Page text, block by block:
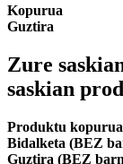
Kopurua
Guztira
Zure
saskian
Produktu
Bidalketa (BEZ
Guztira (BEZ